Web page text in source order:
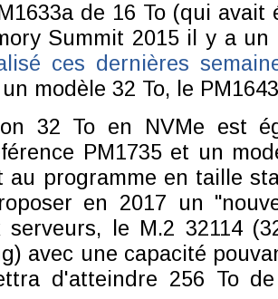
de 16 To (qui
Summit 2015 il y a
ces dernières
modèle 32 To, le
32 To en NVMe est
PM1735 et un
au programme en taille
en 2017 un
serveurs, le M.2 32114
avec une capacité
d'atteindre 256 To